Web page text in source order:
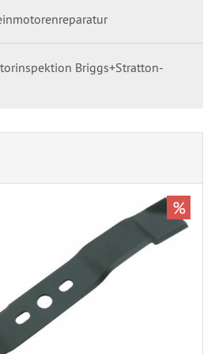
Briggs+Stratton-
%